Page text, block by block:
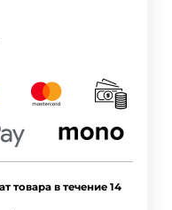
товара в течение 14